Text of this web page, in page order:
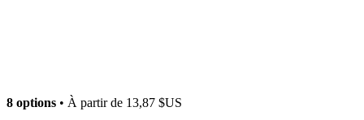
8 options • À partir de 13,87 $US